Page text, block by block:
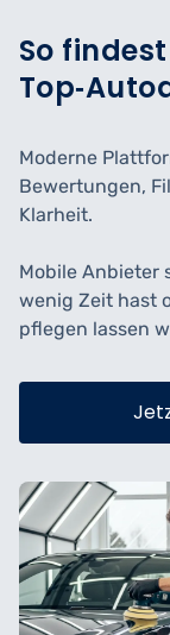
So
Moderne
Bewertungen,
Klarheit.
Mobile Anbieter
wenig Zeit hast
pflegen lassen